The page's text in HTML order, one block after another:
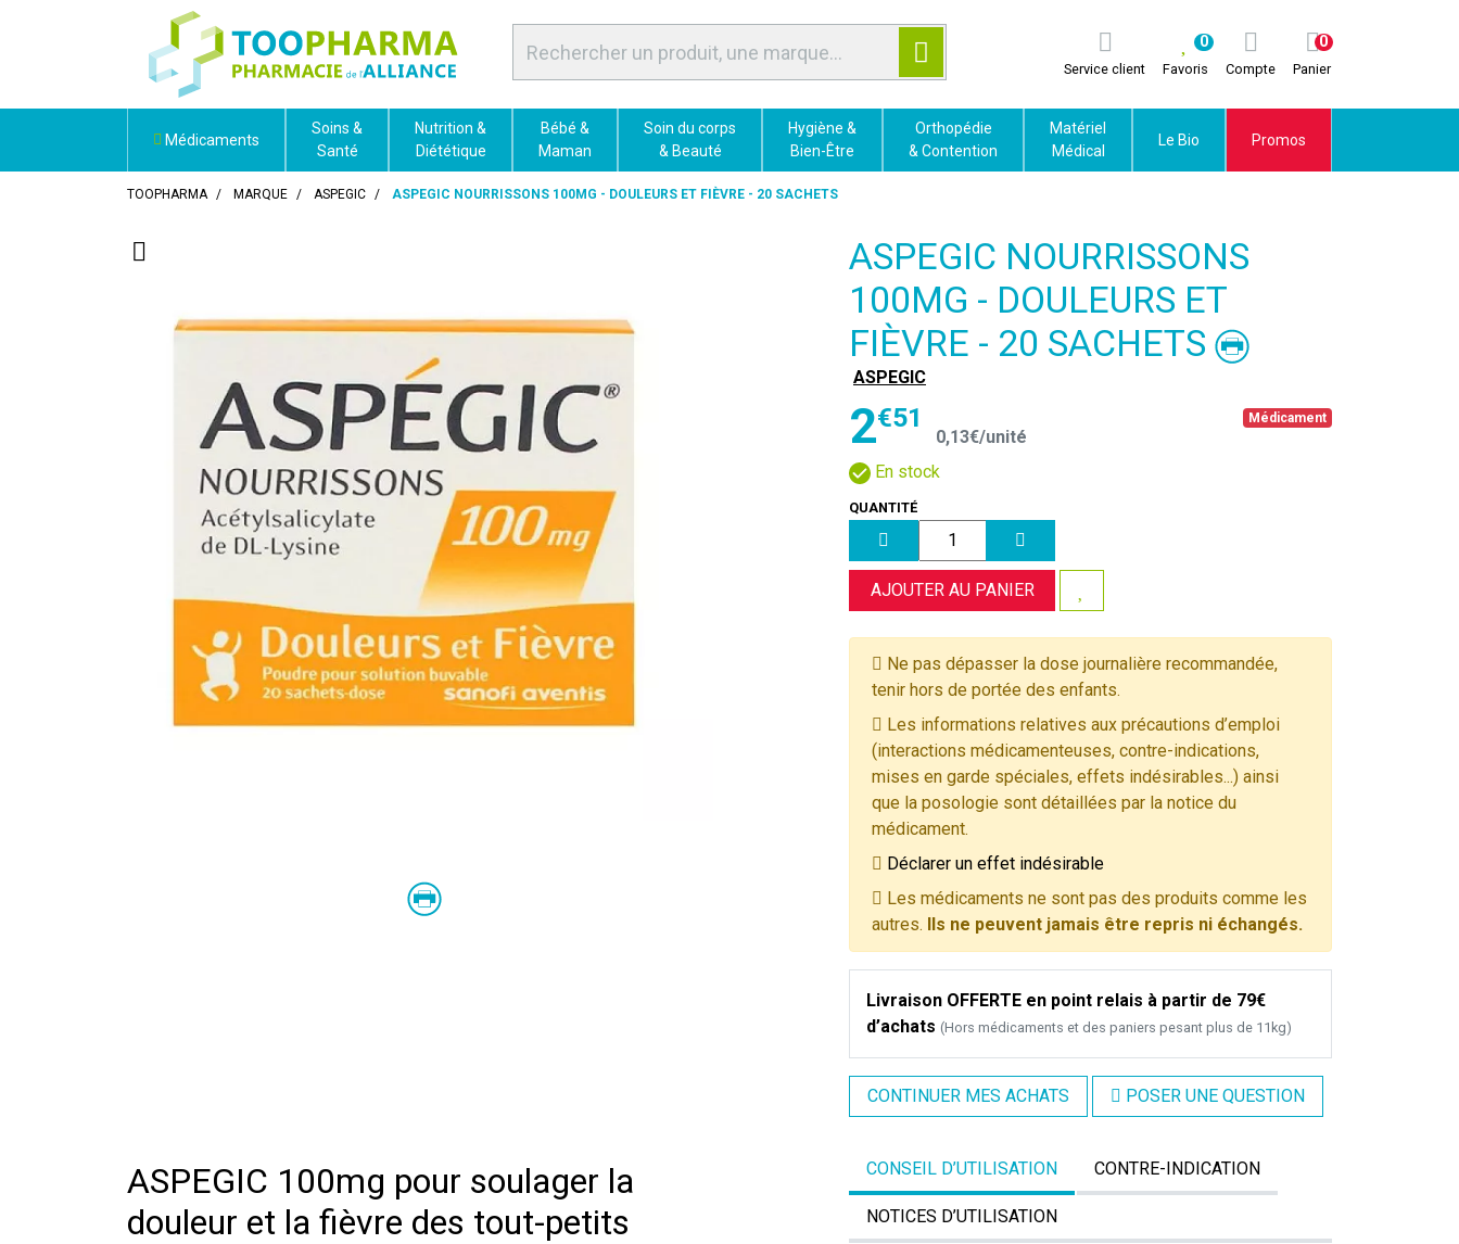
Service client Favoris
0
Compte Panier
0
Médicaments
Soins &
Santé
Nutrition &
Diététique
Bébé &
Maman
Soin du corps
& Beauté
Hygiène &
Bien-Être
Orthopédie
& Contention
Matériel
Médical
Le Bio Promos
TOOPHARMA MARQUE ASPEGIC ASPEGIC NOURRISSONS 100MG - DOULEURS ET FIÈVRE - 20 SACHETS
ASPEGIC NOURRISSONS
100MG - DOULEURS ET
FIÈVRE - 20 SACHETS
ASPEGIC
Médicament
2€51
0,13€/unité
En stock
QUANTITÉ
AJOUTER AU PANIER
Ne pas dépasser la dose journalière recommandée,
tenir hors de portée des enfants.
Les informations relatives aux précautions d’emploi
(interactions médicamenteuses, contre-indications,
mises en garde spéciales, effets indésirables...) ainsi
que la posologie sont détaillées par la notice du
médicament.
Déclarer un effet indésirable
Les médicaments ne sont pas des produits comme les
autres. Ils ne peuvent jamais être repris ni échangés.
Livraison OFFERTE en point relais à partir de 79€
d’achats (Hors médicaments et des paniers pesant plus de 11kg)
CONTINUER MES ACHATS POSER UNE QUESTION
ASPEGIC 100mg pour soulager la
douleur et la fièvre des tout-petits
CONSEIL D’UTILISATION CONTRE-INDICATION
NOTICES D’UTILISATION